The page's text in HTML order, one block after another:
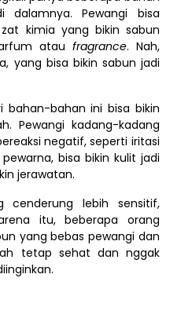
dalamnya. Pewangi bisa
kimia yang bikin sabun
atau fragrance. Nah,
yang bisa bikin sabun jadi
bahan-bahan ini bisa bikin
Pewangi kadang-kadang
negatif, seperti iritasi
bisa bikin kulit jadi
jerawatan.
cenderung lebih sensitif,
itu, beberapa orang
yang bebas pewangi dan
tetap sehat dan nggak